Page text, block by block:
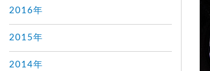
2016年
2015年
2014年